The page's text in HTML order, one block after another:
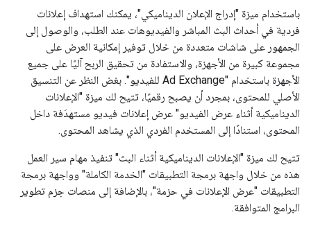
باستخدام ميزة "إدراج الإعلان الديناميكي"، يمكنك استهداف إعلانات
فردية في أحداث البث المباشر والفيديوهات عند الطلب، والوصول إلى
الجمهور على شاشات متعددة من خلال توفير إمكانية العرض على
مجموعة كبيرة من الأجهزة، والاستفادة من تحقيق الربح آليًا على جميع
الأجهزة باستخدام "Ad Exchange للفيديو". بغض النظر عن التنسيق
الأصلي للمحتوى، بمجرد أن يصبح رقميًا، تتيح لك ميزة "الإعلانات
الديناميكية أثناء عرض الفيديو" عرض إعلانات فيديو مستهدَفة داخل
المحتوى، استنادًا إلى المستخدم الفردي الذي يشاهد المحتوى.
تتيح لك ميزة "الإعلانات الديناميكية أثناء البث" تنفيذ مهام سير العمل
هذه من خلال واجهة برمجة التطبيقات "الخدمة الكاملة" وواجهة برمجة
التطبيقات "عرض الإعلانات في حزمة"، بالإضافة إلى منصات حِزم تطوير
البرامج المتوافقة.